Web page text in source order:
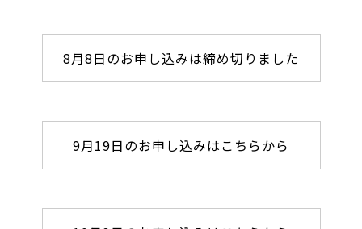
8月8日のお申し込みは締め切りました
9月19日のお申し込みはこちらから